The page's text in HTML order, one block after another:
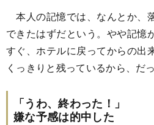
本人の記憶では、なんとか、
できたはずだという。やや記憶
すぐ、ホテルに戻ってからの出
くっきりと残っているから、だっ
「うわ、終わった！」
嫌な予感は的中した